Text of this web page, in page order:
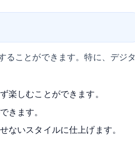
ることができます。特に、デジタ
楽しむことができます。
きます。
ないスタイルに仕上げます。